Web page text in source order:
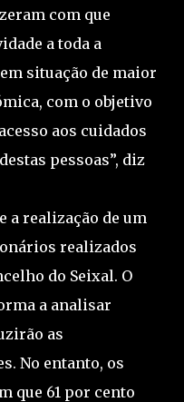
com que
a toda a
situação de maior
com o objetivo
aos cuidados
pessoas”, diz
a realização de um
realizados
do Seixal. O
a analisar
as
No entanto, os
que 61 por cento